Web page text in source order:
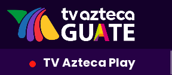
TV Azteca Play